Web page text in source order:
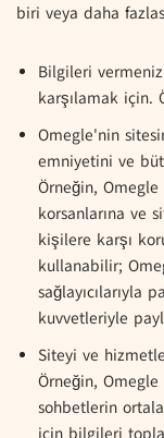
biri veya daha
Bilgileri
karşılamak için.
Omegle'nin
emniyetini ve
Örneğin,
korsanlarına ve
kişilere karşı
kullanabilir;
sağlayıcılarıyla
kuvvetleriyle
Siteyi ve
Örneğin,
sohbetlerin
için bilgileri